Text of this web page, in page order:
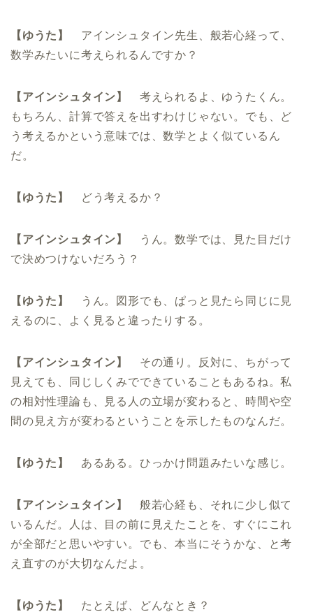
【ゆうた】 アインシュタイン先生、般若心経って、
数学みたいに考えられるんですか？
【アインシュタイン】 考えられるよ、ゆうたくん。
もちろん、計算で答えを出すわけじゃない。でも、ど
う考えるかという意味では、数学とよく似ているん
だ。
【ゆうた】 どう考えるか？
【アインシュタイン】
うん。数学では、見た目だけ
で決めつけないだろう？
【ゆうた】
うん。図形でも、ぱっと見たら同じに見
えるのに、よく見ると違ったりする。
【アインシュタイン】 その通り。反対に、ちがって
見えても、同じしくみでできていることもあるね。私
の相対性理論も、見る人の立場が変わると、時間や空
間の見え方が変わるということを示したものなんだ。
【ゆうた】 あるある。ひっかけ問題みたいな感じ。
【アインシュタイン】 般若心経も、それに少し似て
いるんだ。人は、目の前に見えたことを、すぐにこれ
が全部だと思いやすい。でも、本当にそうかな、と考
え直すのが大切なんだよ。
【ゆうた】 たとえば、どんなとき？